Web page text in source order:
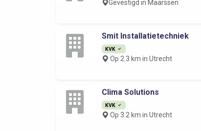
Gevestigd in Maarssen
Smit Installatietechniek
KVK
Op 2.3 km in Utrecht
Clima Solutions
KVK
Op 3.2 km in Utrecht